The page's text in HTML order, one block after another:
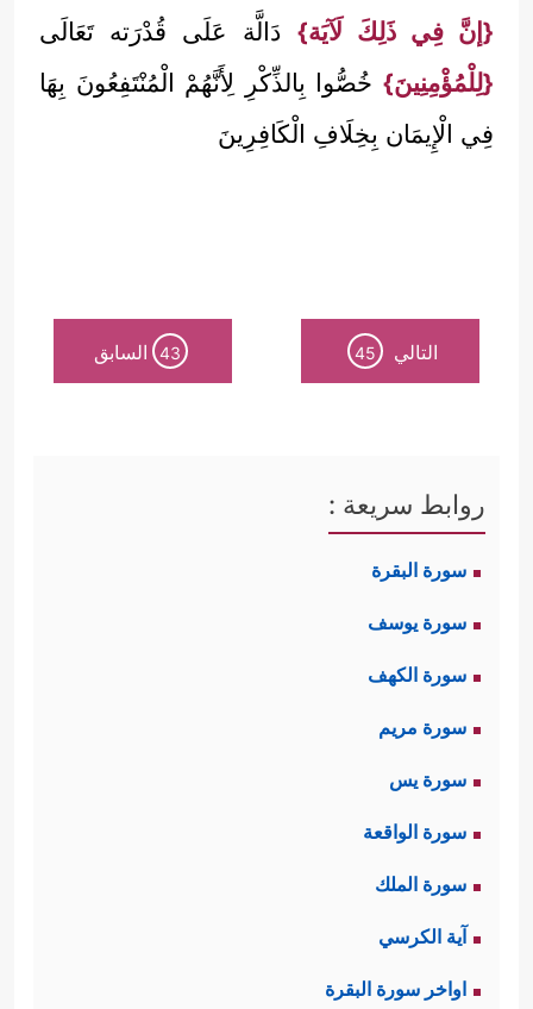
{إنَّ فِي ذَلِكَ لَآيَة} دَالَّة عَلَى قُدْرَته تَعَالَى
{لِلْمُؤْمِنِينَ} خُصُّوا بِالذِّكْرِ لِأَنَّهُمْ الْمُنْتَفِعُونَ بِهَا
فِي الْإِيمَان بِخِلَافِ الْكَافِرِينَ
التالي 45
43 السابق
روابط سريعة :
سورة البقرة
سورة يوسف
سورة الكهف
سورة مريم
سورة يس
سورة الواقعة
سورة الملك
آية الكرسي
اواخر سورة البقرة